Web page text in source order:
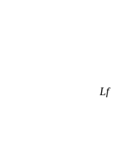
Lf